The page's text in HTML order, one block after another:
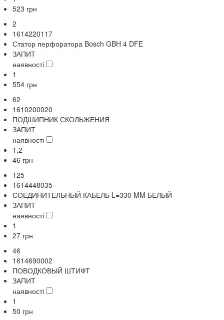
523 грн
2
1614220117
Статор перфоратора Bosch GBH 4 DFE
ЗАПИТ
наявності
1
554 грн
62
1610200020
ПОДШИПНИК СКОЛЬЖЕНИЯ
ЗАПИТ
наявності
1,2
46 грн
125
1614448035
СОЕДИНИТЕЛЬНЫЙ КАБЕЛЬ L=330 MM БЕЛЫЙ
ЗАПИТ
наявності
1
27 грн
46
1614690002
ПОВОДКОВЫЙ ШТИФТ
ЗАПИТ
наявності
1
50 грн